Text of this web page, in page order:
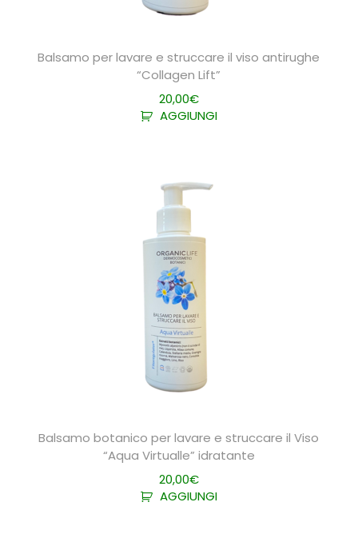
Balsamo per lavare e struccare il viso antirughe
“Collagen Lift”
20,00€
AGGIUNGI
Balsamo botanico per lavare e struccare il Viso
“Aqua Virtualle” idratante
20,00€
AGGIUNGI